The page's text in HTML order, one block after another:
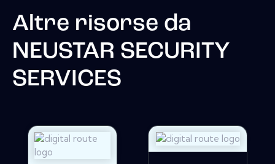
Altre risorse da
NEUSTAR SECURITY
SERVICES